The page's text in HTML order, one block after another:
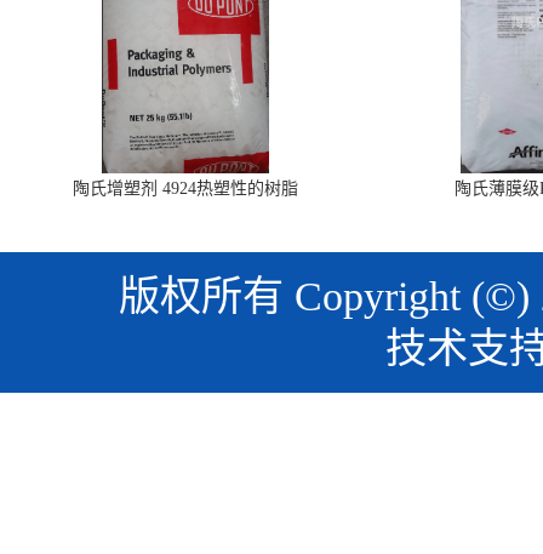
陶氏增塑剂 4924热塑性的树脂 陶氏薄膜级
版权所有 Copyright
技术支